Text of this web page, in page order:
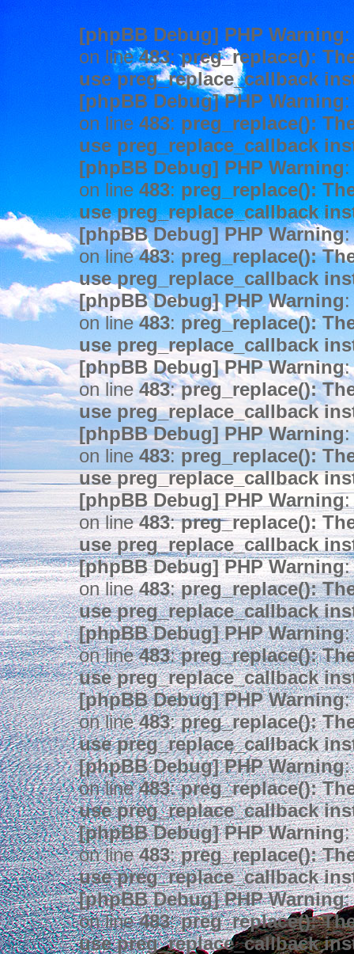
[phpBB Debug] PHP Warning
on line483:preg_replace():
use preg_replace_callback
[phpBB Debug] PHP Warning
on line 483: preg_replace():
use preg_replace_callback
[phpBB Debug] PHP Warning
on line 483: preg_replace():
use preg_replace_callback
[phpBB Debug] PHP Warning:
on line483:preg_replace():
use preg_replace_callback
[phpBB Debug] PHP Warning
on line483: preg_replace():
use preg_replace_callback
[phpBB Debug] PHP Warning:
on line483:preg_replace():
use preg_replace_callback
[phpBB Debug] PHP Warning:
on line 483:preg_replace():
use preg_replace_callback
[phpBB Debug] PHP Warning:
on line483:preg_replace():
use preg_replace_callback
[phpBB Debug] PHP Warning:
on line483:preg_replace():
use preg_replace_callback
[phpBB Debug] PHP Warning:
on line483:preg_replace():
use preg_replace_callback
[phpBB Debug] PHP Warning:
on line483:preg_replace():
use preg_replace_callback
[phpBB Debug] PHP Warning:
on line483:preg_replace():
use preg_replace_callback
[phpBB Debug] PHP Warning:
on line483:preg_replace():
use preg_replace_callback
[phpBB Debug] PHP Warning:
on line483:preg_replace():
use preg_replace_callback